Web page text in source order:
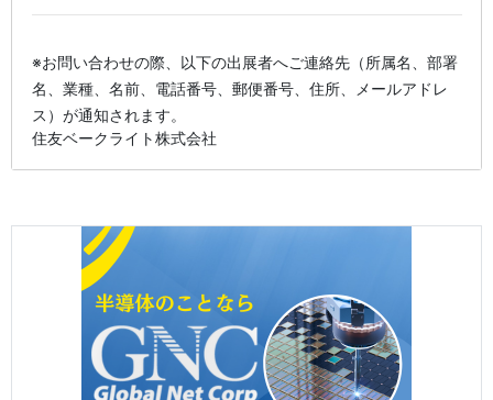
※お問い合わせの際、以下の出展者へご連絡先（所属名、部署
名、業種、名前、電話番号、郵便番号、住所、メールアドレ
ス）が通知されます。
住友ベークライト株式会社